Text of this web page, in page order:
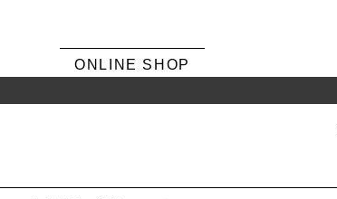
ONLINE SHOP